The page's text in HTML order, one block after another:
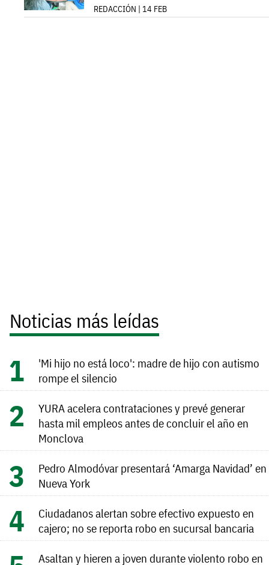
REDACCIÓN | 14 FEB
Noticias más leídas
'Mi hijo no está loco': madre de hijo con autismo
rompe el silencio
YURA acelera contrataciones y prevé generar
hasta mil empleos antes de concluir el año en
Monclova
Pedro Almodóvar presentará ‘Amarga Navidad’ en
Nueva York
Ciudadanos alertan sobre efectivo expuesto en
cajero; no se reporta robo en sucursal bancaria
Asaltan y hieren a joven durante violento robo en